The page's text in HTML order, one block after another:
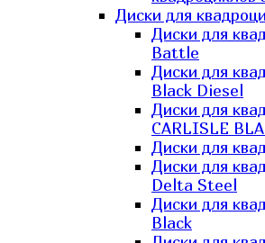
Диски для
Диски для
Battle
Диски для
Black Diesel
Диски для
CARLISLE
Диски для
Диски для
Delta Steel
Диски для
Black